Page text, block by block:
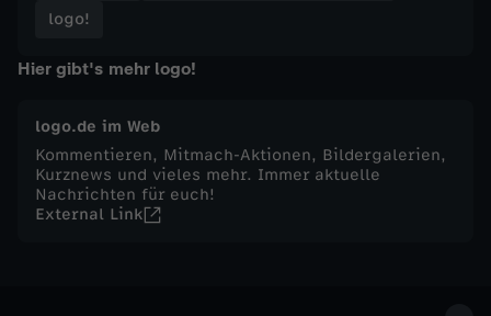
m
s
t
a
g
logo!
Hier gibt's mehr logo!
logo.de im Web
Kommentieren, Mitmach-Aktionen, Bildergalerien,
Kurznews und vieles mehr. Immer aktuelle
Nachrichten für euch!
External Link